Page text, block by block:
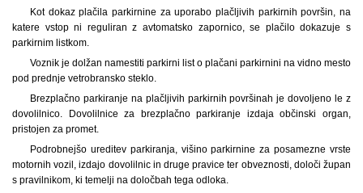
Kot dokaz plačila parkirnine za uporabo plačljivih parkirnih površin, na
katere vstop ni reguliran z avtomatsko zapornico, se plačilo dokazuje s
parkirnim listkom.
Voznik je dolžan namestiti parkirni list o plačani parkirnini na vidno mesto
pod prednje vetrobransko steklo.
Brezplačno parkiranje na plačljivih parkirnih površinah je dovoljeno le z
dovolilnico. Dovolilnice za brezplačno parkiranje izdaja občinski organ,
pristojen za promet.
Podrobnejšo ureditev parkiranja, višino parkirnine za posamezne vrste
motornih vozil, izdajo dovolilnic in druge pravice ter obveznosti, določi župan
s pravilnikom, ki temelji na določbah tega odloka.